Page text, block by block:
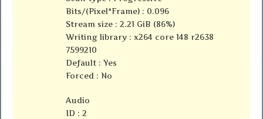
Bits/(Pixel*Frame) : 0.096
Stream size : 2.21 GiB (86%)
Writing library : x264 core 148 r2638
7599210
Default : Yes
Forced : No
Audio
ID : 2